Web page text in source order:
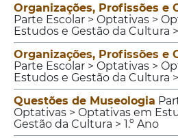
Organizações, Profissões e
Parte Escolar > Optativas >
Estudos e Gestão da Cultura >
Organizações, Profissões e
Parte Escolar > Optativas >
Estudos e Gestão da Cultura >
Questões de Museologia
Optativas > Optativas em
Gestão da Cultura > 1.º Ano